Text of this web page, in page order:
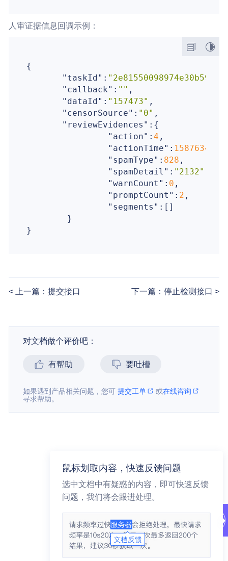
人审证据信息回调示例：
{
"taskId" :
"callback" : "" ,
"dataId" : "157473" ,
"censorSource" : "0" ,
"reviewEvidences" :{
"action" :4 ,
"actionTime" :
"spamType" : 828 ,
"spamDetail" : "2132"
"warnCount" : 0 ,
"promptCount" : 2 ,
"segments" :[]
        }
上一篇：提交接口 下一篇：停止检测接口
对文档做个评价吧：
有帮助 要吐槽
如果遇到产品相关问题，您可提交工单 或在线咨询
寻求帮助。
鼠标划取内容，快速反馈问题
选中文档中有疑惑的内容，即可快速反馈
问题，我们将会跟进处理。